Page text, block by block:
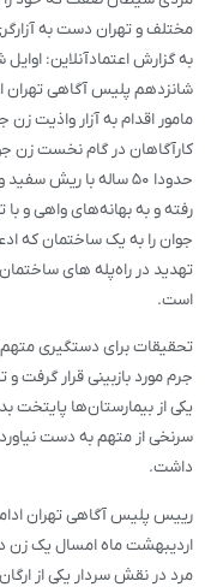
مختلف و تهران دست به
شانزدهم پلیس آگاهی تهران
مامور اقدام به آزار واذیت زن
کارآگاهان در گام نخست زن
حدودا ۵۰ ساله با
جوان را به یک ساختمان که
تهدید در راه‌پله های
است.
تحقیقات برای دستگیری
جرم مورد بازبینی قرار
یکی از بیمارستان‌ها پایتخت
سرنخی از متهم به دست
داشت.
مرد در نقش سردار یکی از